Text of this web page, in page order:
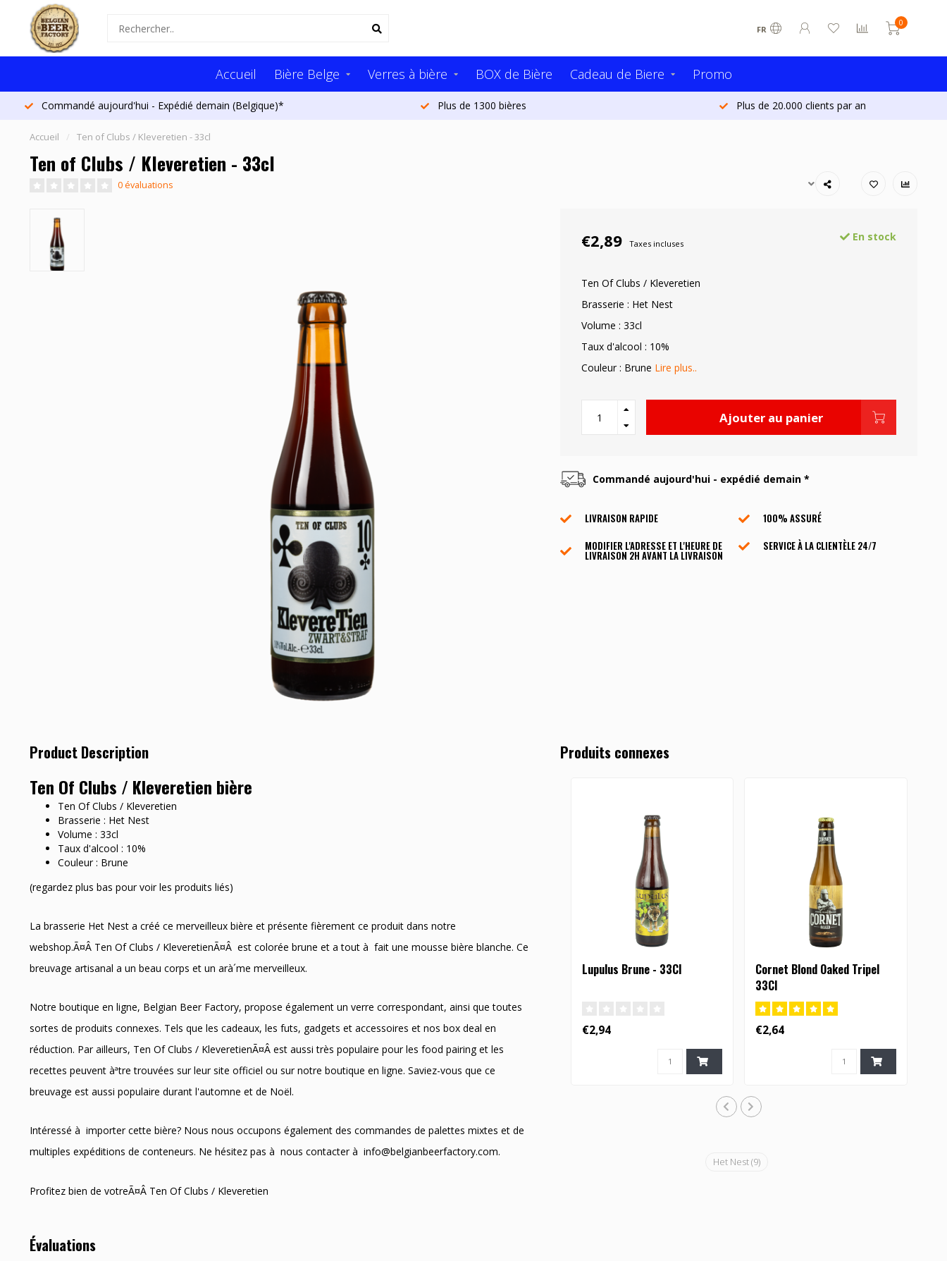
FR
0
Accueil Bière Belge Verres à bière BOX de Bière Cadeau de Biere Promo
Commandé aujourd'hui - Expédié demain (Belgique)* Plus de 1300 bières Plus de 20.000 clients par an
Accueil / Ten of Clubs / Kleveretien - 33cl
Ten of Clubs / Kleveretien - 33cl
0 évaluations
€2,89 Taxes incluses
En stock
Ten Of Clubs / Kleveretien
Brasserie : Het Nest
Volume : 33cl
Taux d'alcool : 10%
Couleur : Brune Lire plus..
Ajouter au panier
Commandé aujourd'hui - expédié demain *
LIVRAISON RAPIDE
100% ASSURÉ
MODIFIER L'ADRESSE ET L'HEURE DE
LIVRAISON 2H AVANT LA LIVRAISON
SERVICE À LA CLIENTÈLE ​​24/7
Product Description
Ten Of Clubs / Kleveretien bière
Ten Of Clubs / Kleveretien
Brasserie : Het Nest
Volume : 33cl
Taux d'alcool : 10%
Couleur : Brune
(regardez plus bas pour voir les produits liés)
La brasserie Het Nest a créé ce merveilleux bière et présente fièrement ce produit dans notre
webshop.Ã¤Â Ten Of Clubs / KleveretienÃ¤Â est colorée brune et a tout à fait une mousse bière blanche. Ce
breuvage artisanal a un beau corps et un arà´me merveilleux.
Notre boutique en ligne, Belgian Beer Factory, propose également un verre correspondant, ainsi que toutes
sortes de produits connexes. Tels que les cadeaux, les futs, gadgets et accessoires et nos box deal en
réduction. Par ailleurs, Ten Of Clubs / KleveretienÃ¤Â est aussi très populaire pour les food pairing et les
recettes peuvent àªtre trouvées sur leur site officiel ou sur notre boutique en ligne. Saviez-vous que ce
breuvage est aussi populaire durant l'automne et de Noël.
Intéressé à importer cette bière? Nous nous occupons également des commandes de palettes mixtes et de
multiples expéditions de conteneurs. Ne hésitez pas à nous contacter à info@belgianbeerfactory.com.
Profitez bien de votreÃ¤Â Ten Of Clubs / Kleveretien
Évaluations
Produits connexes
Lupulus Brune - 33Cl
€2,94
Cornet Blond Oaked Tripel
33Cl
€2,64
Het Nest(9)